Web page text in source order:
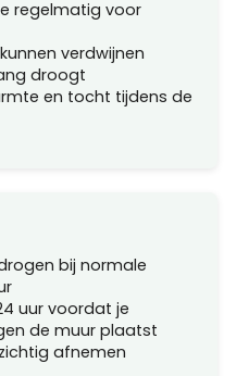
regelmatig voor
verdwijnen
droogt
en tocht tijdens de
bij normale
uur voordat je
de muur plaatst
afnemen